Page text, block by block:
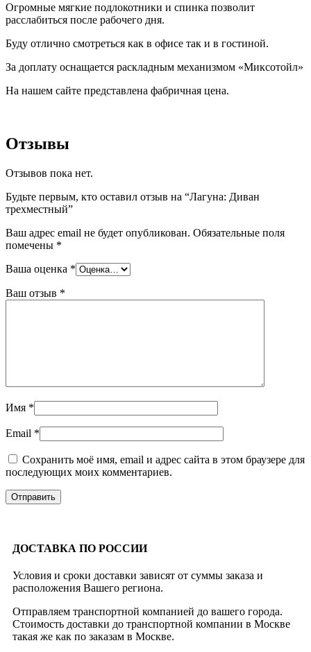
Огромные мягкие подлокотники и спинка позволит
расслабиться после рабочего дня.
Буду отлично смотреться как в офисе так и в гостиной.
За доплату оснащается раскладным механизмом «Миксотойл»
На нашем сайте представлена фабричная цена.
Отзывы
Отзывов пока нет.
Будьте первым, кто оставил отзыв на “Лагуна: Диван
трехместный”
Ваш адрес email не будет опубликован. Обязательные поля
помечены *
Ваша оценка *
Ваш отзыв *
Имя *
Email *
Сохранить моё имя, email и адрес сайта в этом браузере для
последующих моих комментариев.
ДОСТАВКА ПО РОССИИ
Условия и сроки доставки зависят от суммы заказа и
расположения Вашего региона.
Отправляем транспортной компанией до вашего города.
Стоимость доставки до транспортной компании в Москве
такая же как по заказам в Москве.